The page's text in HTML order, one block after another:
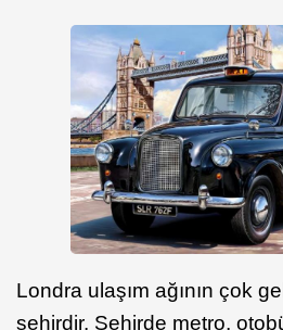
Londra ulaşım ağının çok
şehirdir. Şehirde metro,